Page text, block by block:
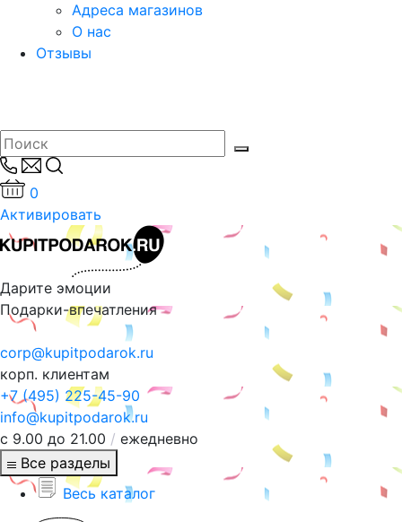
Адреса магазинов
О нас
Отзывы
0
Активировать
Дарите эмоции
Подарки-впечатления
corp@kupitpodarok.ru
корп. клиентам
+7 (495) 225-45-90
info@kupitpodarok.ru
с 9.00 до 21.00 / ежедневно
Все разделы
Весь каталог